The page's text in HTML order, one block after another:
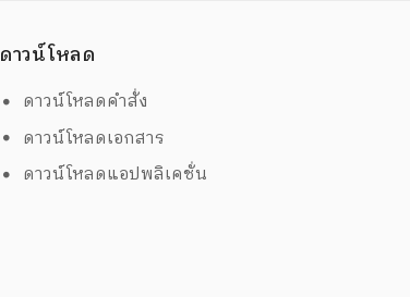
ดาวน์โหลด
ดาวน์โหลดคำสั่ง
ดาวน์โหลดเอกสาร
ดาวน์โหลดแอปพลิเคชั่น